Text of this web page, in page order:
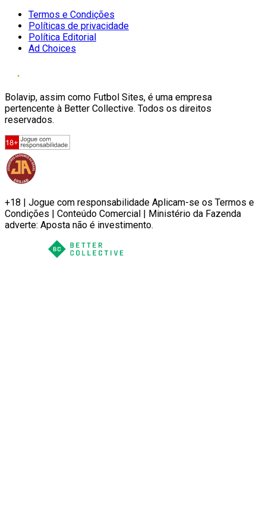
Termos e Condições
Políticas de privacidade
Política Editorial
Ad Choices
Bolavip, assim como Futbol Sites, é uma empresa
pertencente à Better Collective. Todos os direitos
reservados.
+18 | Jogue com responsabilidade Aplicam-se os Termos e
Condições | Conteúdo Comercial | Ministério da Fazenda
adverte: Aposta não é investimento.